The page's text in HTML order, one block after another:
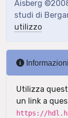
Aisberg
studi di
utilizzo
Informazioni
Utilizza
un link a
https://